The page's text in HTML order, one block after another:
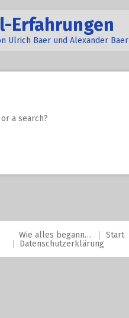
Erfahrungen
Ulrich Baer und Alexander Baer
a search?
Wie alles begann… Start
Datenschutzerklärung